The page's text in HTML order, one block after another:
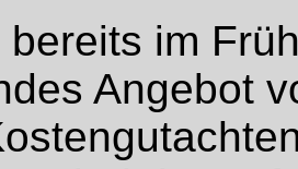
bereits im
Angebot